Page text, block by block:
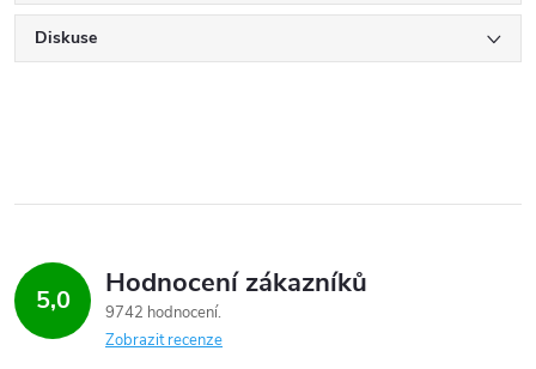
Diskuse
5,0 Hodnocení zákazníků
9742 hodnocení
Zobrazit recenze